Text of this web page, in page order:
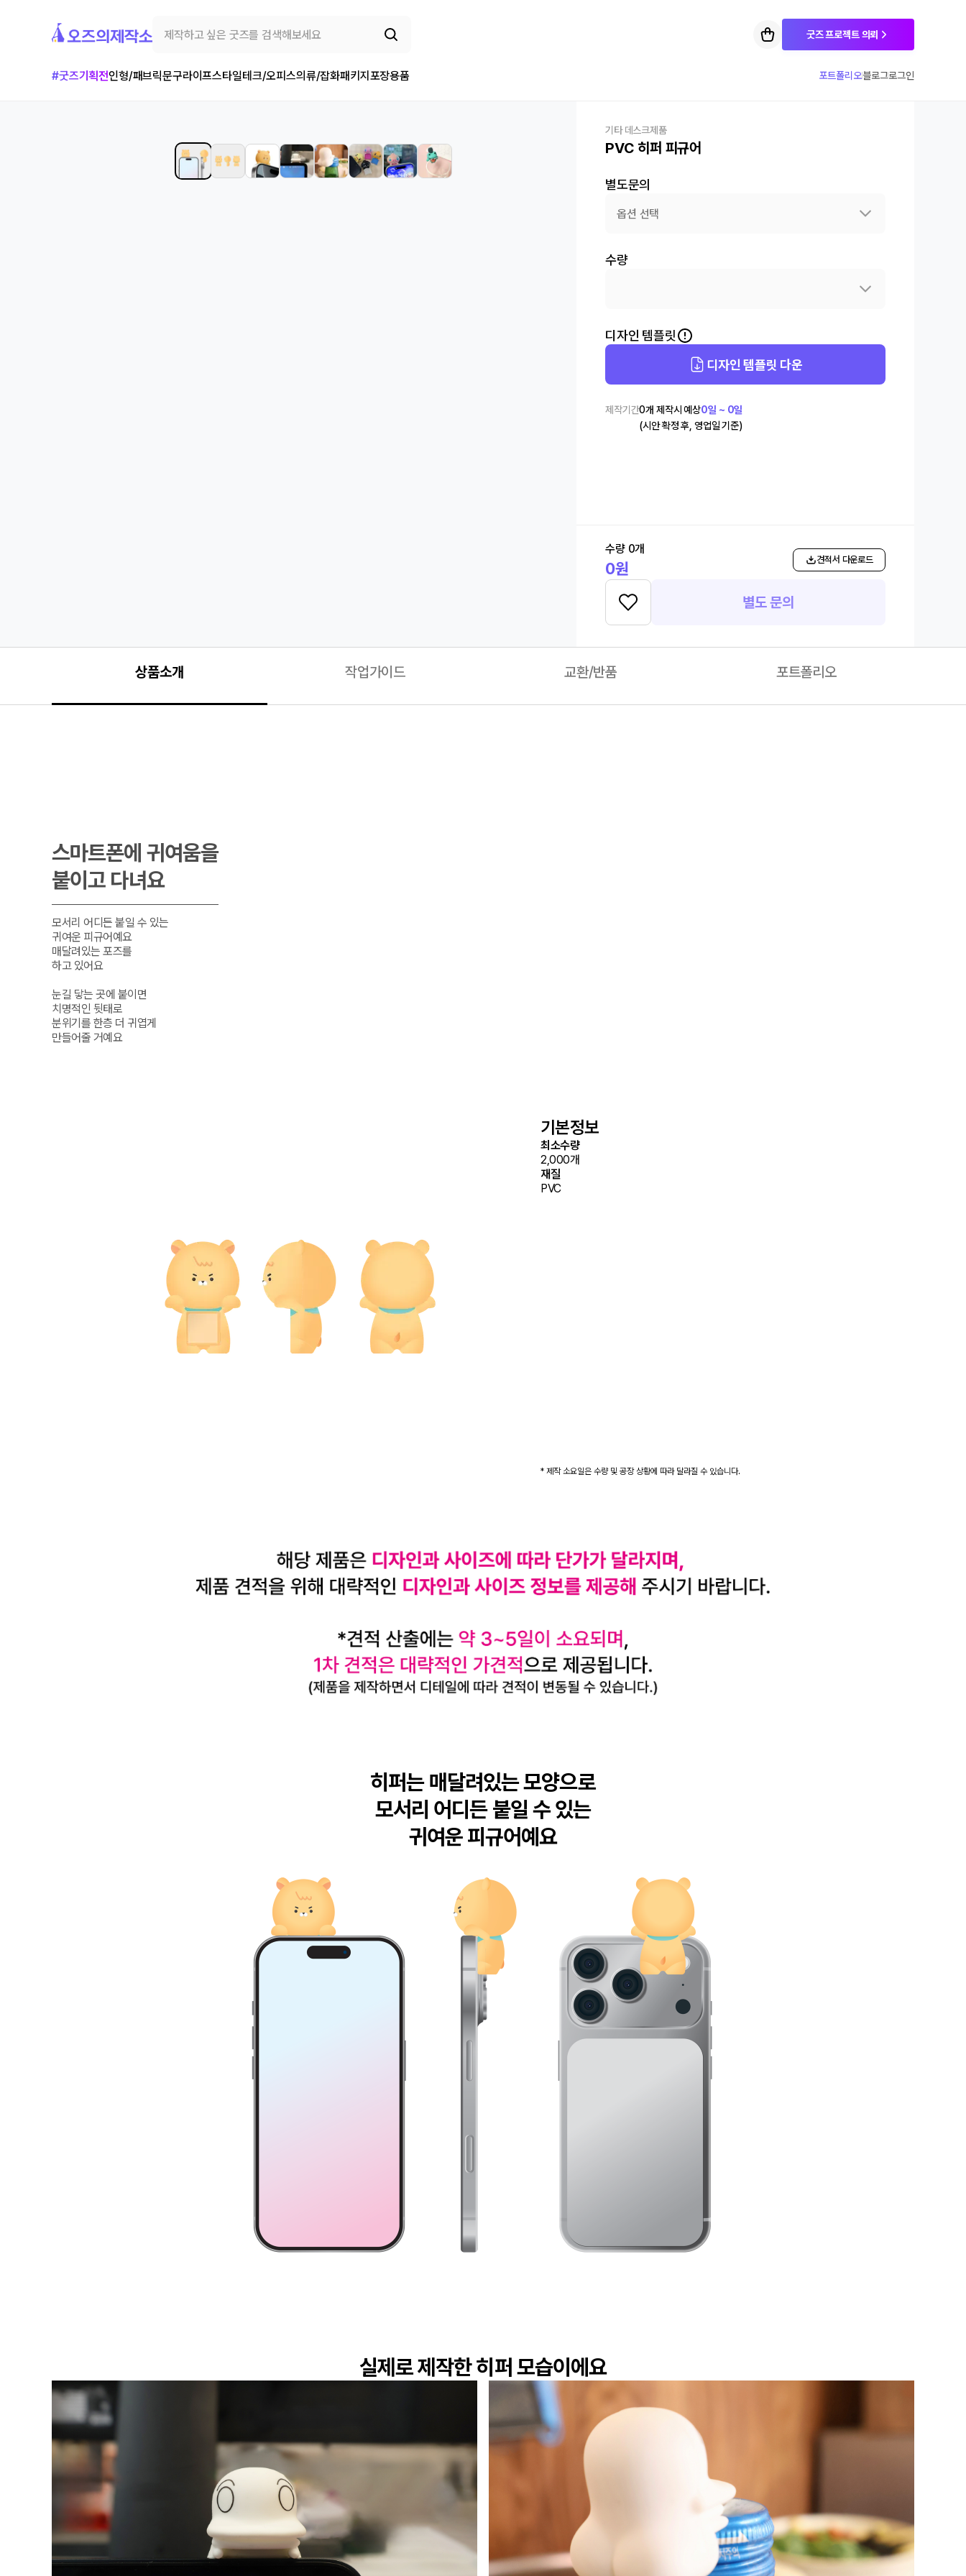
굿즈 프로젝트 의뢰
#굿즈기획전인형/패브릭문구라이프스타일테크/오피스의류/잡화패키지 포장용품 포트폴리오블로그로그인
기타 데스크제품
PVC 히퍼 피규어
별도문의
옵션 선택
수량
디자인 템플릿
디자인 템플릿 다운
제작기간0개 제작시 예상0일 ~ 0일
(시안 확정 후, 영업일 기준)
수량 0개
0원 견적서 다운로드
별도 문의
상품소개 작업가이드 교환/반품 포트폴리오
스마트폰에 귀여움을
붙이고 다녀요
모서리 어디든 붙일 수 있는
귀여운 피규어예요
매달려있는 포즈를
하고 있어요
눈길 닿는 곳에 붙이면
치명적인 뒷태로
분위기를 한층 더 귀엽게
만들어줄 거예요
기본정보
최소수량
2,000개
재질
PVC
* 제작 소요일은 수량 및 공장 상황에 따라 달라질 수 있습니다.
히퍼는 매달려있는 모양으로
모서리 어디든 붙일 수 있는
귀여운 피규어예요
실제로 제작한 히퍼 모습이에요